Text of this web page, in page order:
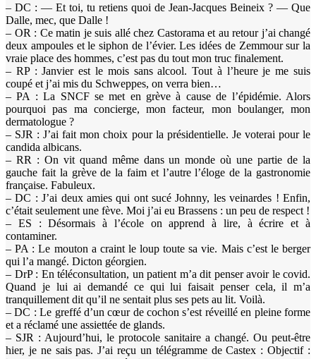
– DC : — Et toi, tu retiens quoi de Jean-Jacques Beineix ? — Que
Dalle, mec, que Dalle !
– OR : Ce matin je suis allé chez Castorama et au retour j’ai changé
deux ampoules et le siphon de l’évier. Les idées de Zemmour sur la
vraie place des hommes, c’est pas du tout mon truc finalement.
– RP : Janvier est le mois sans alcool. Tout à l’heure je me suis
coupé et j’ai mis du Schweppes, on verra bien…
– PA : La SNCF se met en grève à cause de l’épidémie. Alors
pourquoi pas ma concierge, mon facteur, mon boulanger, mon
dermatologue ?
– SJR : J’ai fait mon choix pour la présidentielle. Je voterai pour le
candida albicans.
– RR : On vit quand même dans un monde où une partie de la
gauche fait la grève de la faim et l’autre l’éloge de la gastronomie
française. Fabuleux.
– DC : J’ai deux amies qui ont sucé Johnny, les veinardes ! Enfin,
c’était seulement une fève. Moi j’ai eu Brassens : un peu de respect !
– ES : Désormais à l’école on apprend à lire, à écrire et à
contaminer.
– PA : Le mouton a craint le loup toute sa vie. Mais c’est le berger
qui l’a mangé. Dicton géorgien.
– DrP : En téléconsultation, un patient m’a dit penser avoir le covid.
Quand je lui ai demandé ce qui lui faisait penser cela, il m’a
tranquillement dit qu’il ne sentait plus ses pets au lit. Voilà.
– DC : Le greffé d’un cœur de cochon s’est réveillé en pleine forme
et a réclamé une assiettée de glands.
– SJR : Aujourd’hui, le protocole sanitaire a changé. Ou peut-être
hier, je ne sais pas. J’ai reçu un télégramme de Castex : Objectif :